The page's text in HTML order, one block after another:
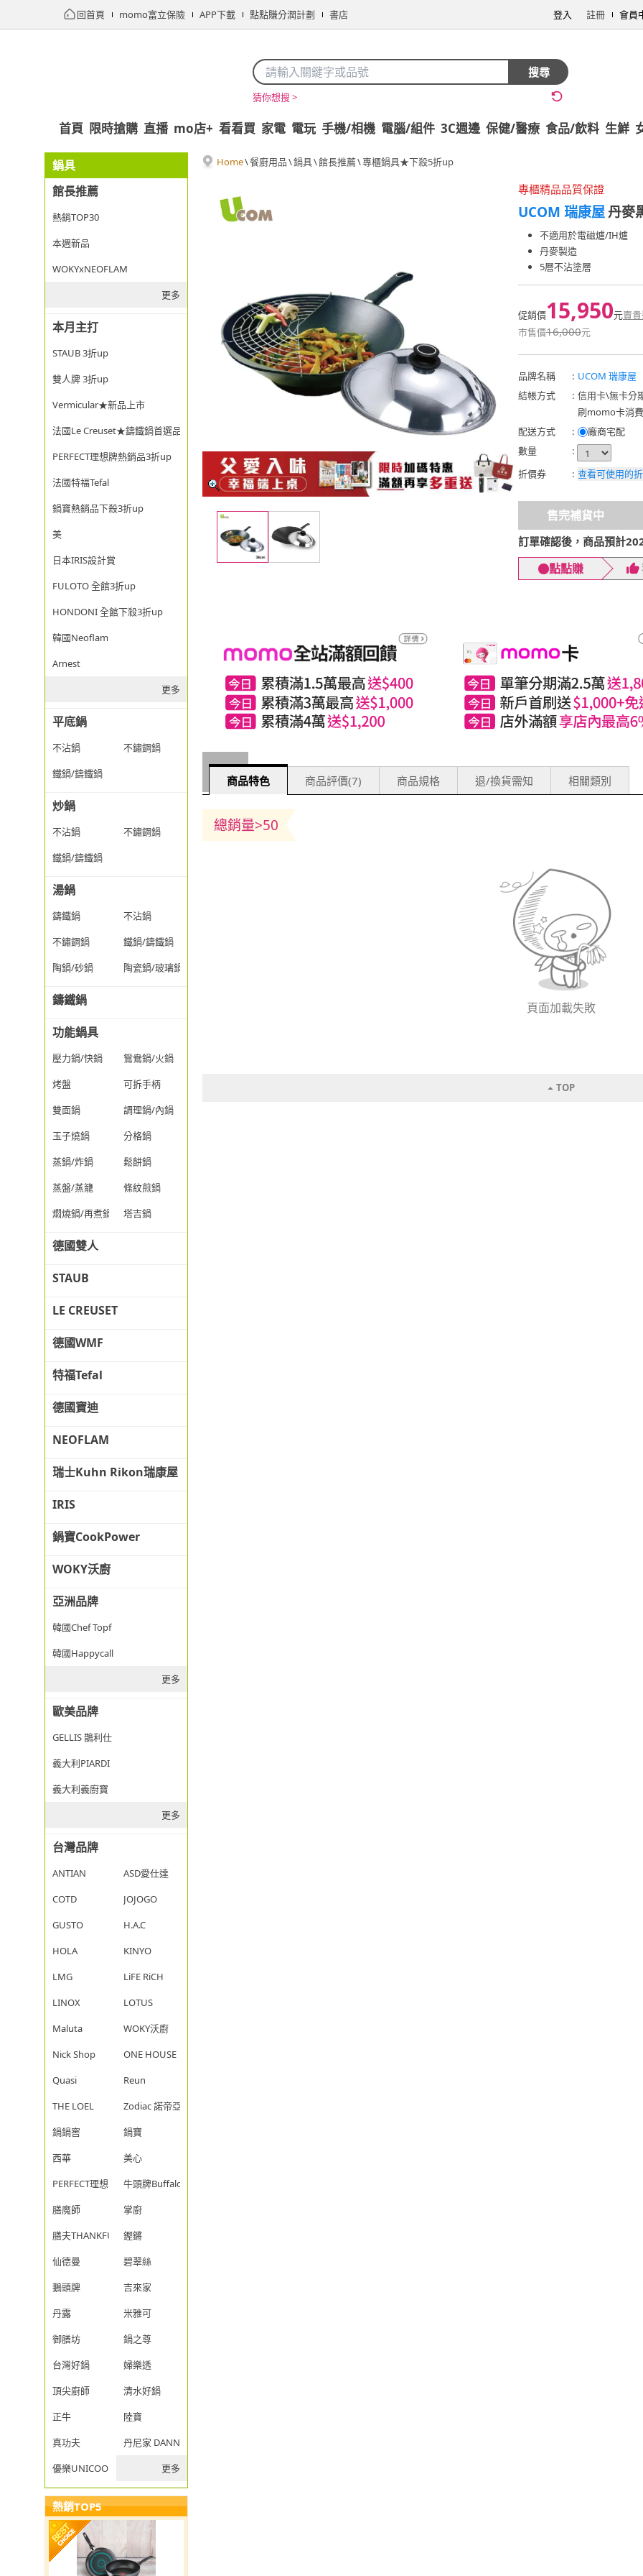
回首頁 momo富立保險 APP下載 點點賺分潤計劃 書店 登入 註冊 會員
搜尋
猜你想搜 >
首頁 限時搶購 直播 mo店+ 看看買 家電 電玩 手機/相機 電腦/組件 3C週邊 保健/醫療 食品/飲料 生鮮
鍋具
館長推薦
熱銷TOP30
本週新品
WOKYxNEOFLAM
更多
本月主打
STAUB 3折up
雙人牌 3折up
Vermicular★新品上市
法國Le Creuset★鑄鐵鍋首選品牌
PERFECT理想牌熱銷品3折up
法國特福Tefal
鍋寶熱銷品下殺3折up
美
日本IRIS設計賞
FULOTO 全館3折up
HONDONI 全館下殺3折up
韓國Neoflam
Arnest
更多
平底鍋
不沾鍋
不鏽鋼鍋
鐵鍋/鑄鐵鍋
炒鍋
不沾鍋
不鏽鋼鍋
鐵鍋/鑄鐵鍋
湯鍋
鑄鐵鍋
不沾鍋
不鏽鋼鍋
鐵鍋/鑄鐵鍋
陶鍋/砂鍋
陶瓷鍋/玻璃鍋/透明鍋
鑄鐵鍋
功能鍋具
壓力鍋/快鍋
鴛鴦鍋/火鍋
烤盤
可拆手柄
雙面鍋
調理鍋/內鍋
玉子燒鍋
分格鍋
蒸鍋/炸鍋
鬆餅鍋
蒸盤/蒸籠
條紋煎鍋
燜燒鍋/再煮鍋
塔吉鍋
德國雙人
STAUB
LE CREUSET
德國WMF
特福Tefal
德國寶迪
NEOFLAM
瑞士Kuhn Rikon瑞康屋
IRIS
鍋寶CookPower
WOKY沃廚
亞洲品牌
韓國Chef Topf
韓國Happycall
更多
歐美品牌
GELLIS 鵲利仕
義大利PIARDI
義大利義廚寶
更多
台灣品牌
ANTIAN
ASD愛仕達
COTD
JOJOGO
GUSTO
H.A.C
HOLA
KINYO
LMG
LiFE RiCH
LINOX
LOTUS
Maluta
WOKY沃廚
Nick Shop
ONE HOUSE
Quasi
Reun
THE LOEL
Zodiac 諾帝亞
鍋鍋窖
鍋寶
西華
美心
PERFECT理想
牛頭牌Buffalo
膳魔師
掌廚
膳夫THANKFUL
鏗鏘
仙德曼
碧翠絲
鵝頭牌
吉來家
丹露
米雅可
御膳坊
鍋之尊
台灣好鍋
婦樂透
頂尖廚師
清水好鍋
正牛
陸寶
真功夫
丹尼家 DANNY JIA
優樂UNICOOK
更多
熱銷TOP5
Home\餐廚用品\鍋具\館長推薦\專櫃鍋具★下殺5折up
專櫃精品品質保證
UCOM 瑞康屋丹麥
不適用於電磁爐/IH爐
丹麥製造
5層不沾塗層
促銷價15,950元賣
市售價16,000元
品牌名稱 : UCOM 瑞康屋
結帳方式
: 信用卡\無卡分
刷momo卡消
配送方式
:
廠商宅配
數量
:
折價券
: 查看可使用的
售完補貨中
訂單確認後，商品預計
點點賺
商品特色 商品評價(7) 商品規格 退/換貨需知 相關類別
總銷量>50
頁面加載失敗
TOP